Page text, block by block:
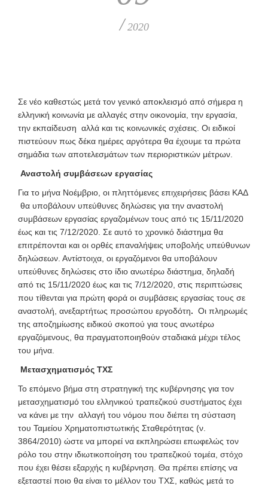
/2020
Σε νέο καθεστώς μετά τον γενικό αποκλεισμό από σήμερα η
ελληνική κοινωνία με αλλαγές στην οικονομία, την εργασία,
την εκπαίδευση αλλά και τις κοινωνικές σχέσεις. Οι ειδικοί
πιστεύουν πως δέκα ημέρες αργότερα θα έχουμε τα πρώτα
σημάδια των αποτελεσμάτων των περιοριστικών μέτρων.
Αναστολή συμβάσεων εργασίας
Για το μήνα Νοέμβριο, οι πληττόμενες επιχειρήσεις βάσει ΚΑΔ
θα υποβάλουν υπεύθυνες δηλώσεις για την αναστολή
συμβάσεων εργασίας εργαζομένων τους από τις 15/11/2020
έως και τις 7/12/2020. Σε αυτό το χρονικό διάστημα θα
επιτρέπονται και οι ορθές επαναλήψεις υποβολής υπεύθυνων
δηλώσεων. Αντίστοιχα, οι εργαζόμενοι θα υποβάλουν
υπεύθυνες δηλώσεις στο ίδιο ανωτέρω διάστημα, δηλαδή
από τις 15/11/2020 έως και τις 7/12/2020, στις περιπτώσεις
που τίθενται για πρώτη φορά οι συμβάσεις εργασίας τους σε
αναστολή, ανεξαρτήτως προσώπου εργοδότη. Οι πληρωμές
της αποζημίωσης ειδικού σκοπού για τους ανωτέρω
εργαζόμενους, θα πραγματοποιηθούν σταδιακά μέχρι τέλος
του μήνα.
Μετασχηματισμός ΤΧΣ
Το επόμενο βήμα στη στρατηγική της κυβέρνησης για τον
μετασχηματισμό του ελληνικού τραπεζικού συστήματος έχει
να κάνει με την αλλαγή του νόμου που διέπει τη σύσταση
του Ταμείου Χρηματοπιστωτικής Σταθερότητας (ν.
3864/2010) ώστε να μπορεί να εκπληρώσει επωφελώς τον
ρόλο του στην ιδιωτικοποίηση του τραπεζικού τομέα, στόχο
που έχει θέσει εξαρχής η κυβέρνηση. Θα πρέπει επίσης να
εξεταστεί ποιο θα είναι το μέλλον του ΤΧΣ, καθώς μετά το